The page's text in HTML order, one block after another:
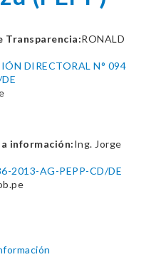
Transparencia:RONALD
DIRECTORAL N° 094
información:Ing. Jorge
2013-AG-PEPP-CD/DE